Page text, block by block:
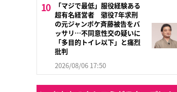
「マジで最低」服役経験ある
超有名経営者 懲役7年求刑
の元ジャンポケ斉藤被告をバ
ッサリ…不同意性交の疑いに
「多目的トイレ以下」と痛烈
批判
2026/08/06 17:50